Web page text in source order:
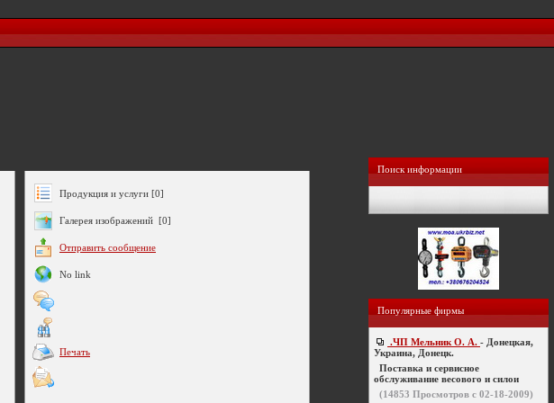
Продукция и услуги [0]
Галерея изображений [0]
Отправить сообщение
No link
Печать
Поиск информации
Популярные фирмы
.ЧП Мельник О. А. - Донецкая,
Украина, Донецк.
Поставка и сервисное
обслуживание весового и силои
(14853 Просмотров с 02-18-2009)